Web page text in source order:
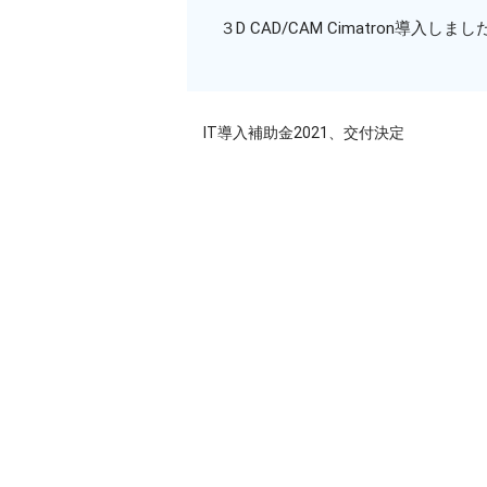
３D CAD/CAM Cimatron導入しました
IT導入補助金2021、交付決定